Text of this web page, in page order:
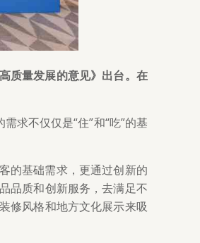
质量发展的意见》出台。在
求不仅仅是“住”和“吃”的基
的基础需求，更通过创新的
品质和创新服务，去满足不
修风格和地方文化展示来吸